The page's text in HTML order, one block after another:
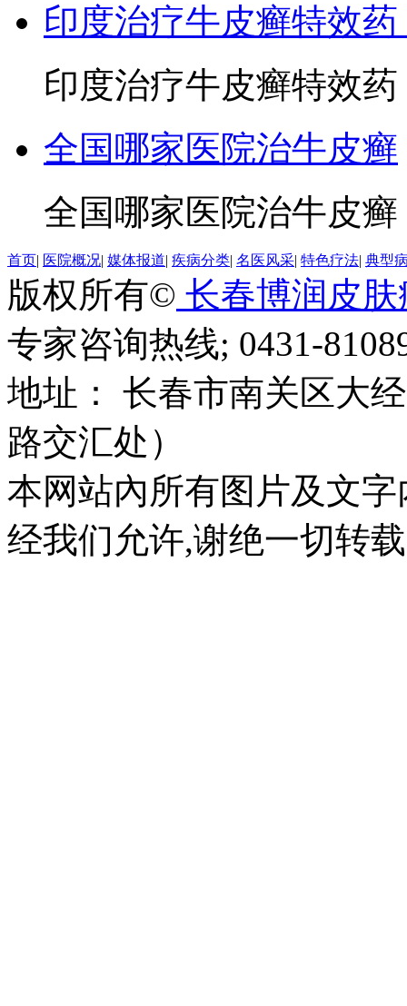
印度治疗牛皮癣特效药
印度治疗牛皮癣特效
全国哪家医院治牛皮癣
全国哪家医院治牛皮
首页| 医院概况| 媒体报道| 疾病分类| 名医风采| 特色疗法| 典型
版权所有© 长春博润皮
专家咨询热线; 0431-
地址： 长春市南关区大
路交汇处）
本网站內所有图片及文
经我们允许,谢绝一切转载